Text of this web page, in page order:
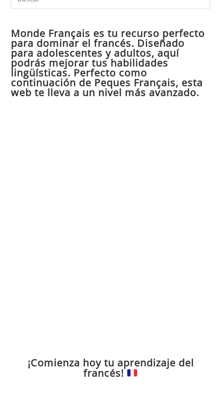
Monde Français es tu recurso perfecto
para dominar el francés. Diseñado
para adolescentes y adultos, aquí
podrás mejorar tus habilidades
lingüísticas. Perfecto como
continuación de Peques Français, esta
web te lleva a un nivel más avanzado.
¡Comienza hoy tu aprendizaje del
francés!